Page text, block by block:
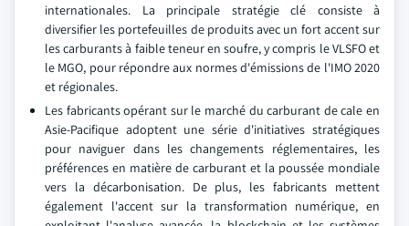
internationales. La principale stratégie clé consiste à
diversifier les portefeuilles de produits avec un fort accent sur
les carburants à faible teneur en soufre, y compris le VLSFO et
le MGO, pour répondre aux normes d'émissions de l'IMO 2020
et régionales.
Les fabricants opérant sur le marché du carburant de cale en
Asie-Pacifique adoptent une série d'initiatives stratégiques
pour naviguer dans les changements réglementaires, les
préférences en matière de carburant et la poussée mondiale
vers la décarbonisation. De plus, les fabricants mettent
également l'accent sur la transformation numérique, en